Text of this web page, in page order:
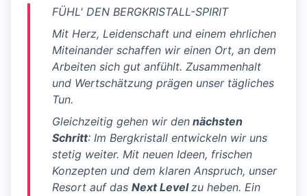
FÜHL' DEN BERGKRISTALL-SPIRIT
Mit Herz, Leidenschaft und einem ehrlichen
Miteinander schaffen wir einen Ort, an dem
Arbeiten sich gut anfühlt. Zusammenhalt
und Wertschätzung prägen unser tägliches
Tun.
Gleichzeitig gehen wir den nächsten
Schritt: Im Bergkristall entwickeln wir uns
stetig weiter. Mit neuen Ideen, frischen
Konzepten und dem klaren Anspruch, unser
Resort auf das Next Levelzu heben. Ein